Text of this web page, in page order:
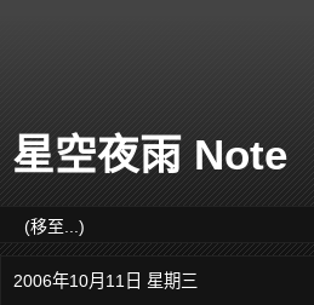
星空夜雨 Note
2006年10月11日 星期三